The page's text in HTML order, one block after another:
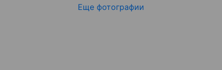
Еще фотографии